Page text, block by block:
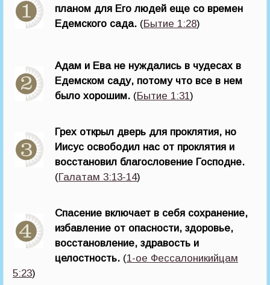
планом для Его людей еще со времен
Едемского сада. (Бытие 1:28)
Адам и Ева не нуждались в чудесах в
Едемском саду, потому что все в нем
было хорошим. (Бытие 1:31)
Грех открыл дверь для проклятия, но
Иисус освободил нас от проклятия и
восстановил благословение Господне.
(Галатам 3:13-14)
Спасение включает в себя сохранение,
избавление от опасности, здоровье,
восстановление, здравость и
целостность. (1-ое Фессалоникийцам
5:23)